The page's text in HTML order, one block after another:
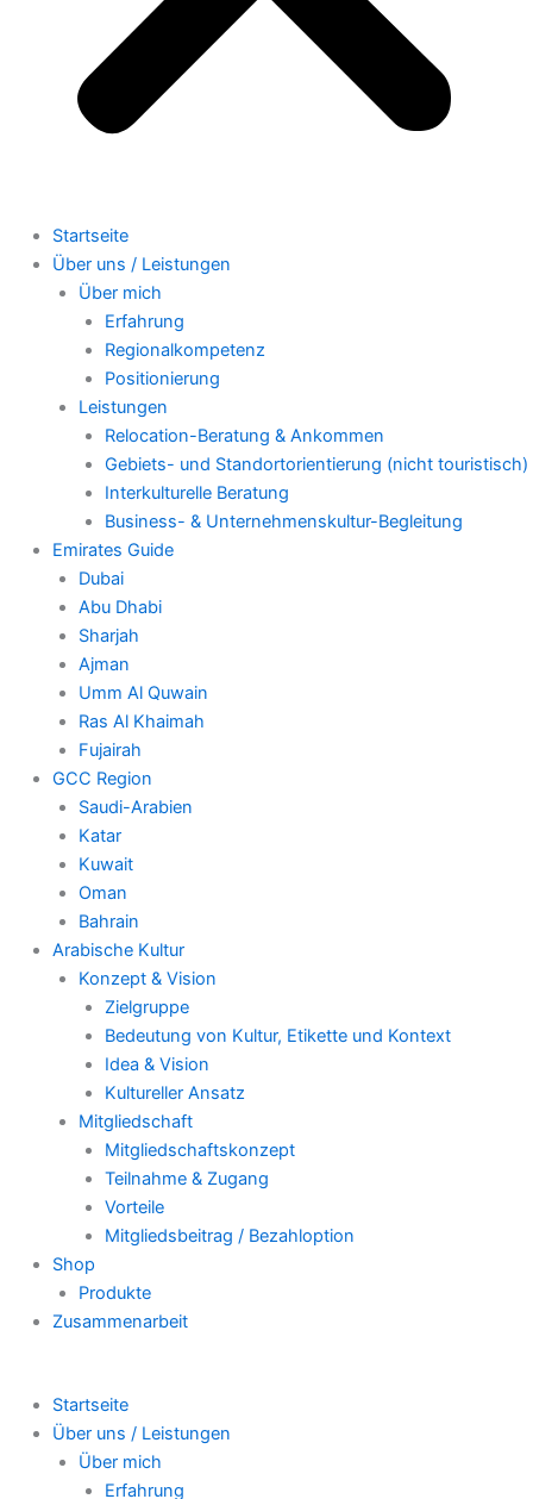
Startseite
Über uns / Leistungen
Über mich
Erfahrung
Regionalkompetenz
Positionierung
Leistungen
Relocation-Beratung & Ankommen
Gebiets- und Standortorientierung (nicht touristisch)
Interkulturelle Beratung
Business- & Unternehmenskultur-Begleitung
Emirates Guide
Dubai
Abu Dhabi
Sharjah
Ajman
Umm Al Quwain
Ras Al Khaimah
Fujairah
GCC Region
Saudi-Arabien
Katar
Kuwait
Oman
Bahrain
Arabische Kultur
Konzept & Vision
Zielgruppe
Bedeutung von Kultur, Etikette und Kontext
Idea & Vision
Kultureller Ansatz
Mitgliedschaft
Mitgliedschaftskonzept
Teilnahme & Zugang
Vorteile
Mitgliedsbeitrag / Bezahloption
Shop
Produkte
Zusammenarbeit
Startseite
Über uns / Leistungen
Über mich
Erfahrung